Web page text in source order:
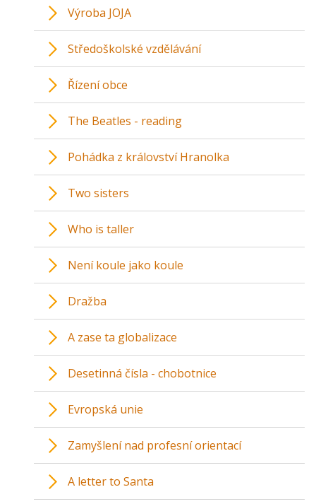
Výroba JOJA
Středoškolské vzdělávání
Řízení obce
The Beatles - reading
Pohádka z království Hranolka
Two sisters
Who is taller
Není koule jako koule
Dražba
A zase ta globalizace
Desetinná čísla - chobotnice
Evropská unie
Zamyšlení nad profesní orientací
A letter to Santa